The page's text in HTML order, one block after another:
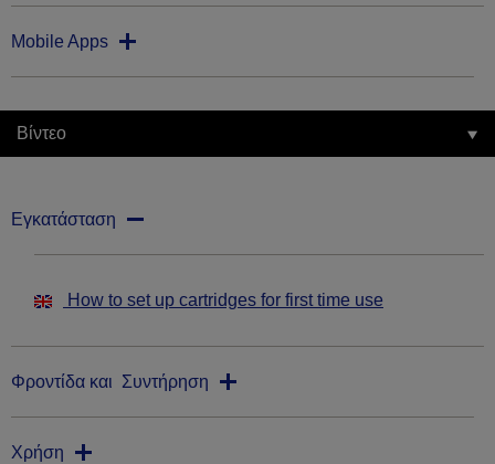
Mobile Apps
Βίντεο
Εγκατάσταση
How to set up cartridges for first time use
Φροντίδα και Συντήρηση
Χρήση